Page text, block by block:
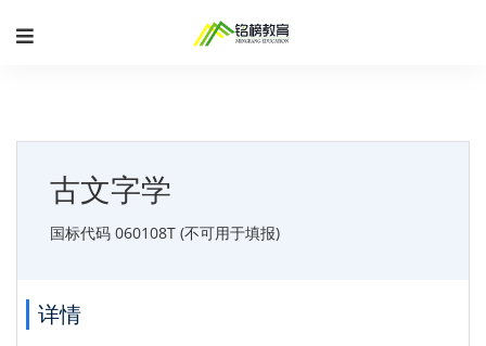
古文字学
国标代码 060108T (不可用于填报)
详情